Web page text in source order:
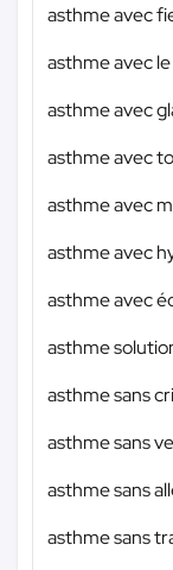
asthme avec
asthme avec
asthme avec
asthme avec
asthme avec
asthme avec
asthme avec
asthme
asthme sans
asthme sans
asthme sans
asthme sans